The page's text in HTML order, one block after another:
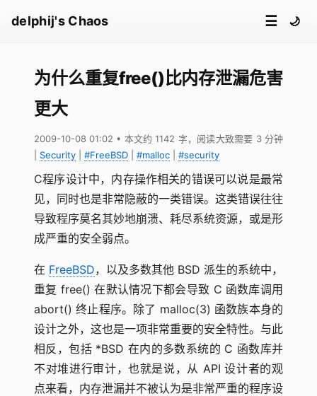
delphij's Chaos ☰ 🌙
为什么重复free()比内存泄漏危害
更大
2009-10-08 01:02 • 本文约 1142 字，阅读大致需要 3 分钟
Security #FreeBSD #malloc #security
C程序设计中，内存操作相关的错误可以说是最常
见，同时也是非常隐蔽的一类错误。这类错误往往
导致程序莫名其妙地崩溃、耗尽系统资源，或是形
成严重的安全弱点。
在 FreeBSD，以及多数其他 BSD 派生的系统中，
重复 free() 在默认情况下都会导致 C 函数库调用
abort() 终止程序。除了 malloc(3) 函数族本身的
设计之外，这也是一项非常重要的安全特性。与此
相反，包括 *BSD 在内的多数系统的 C 函数库并
不对堆进行审计，也就是说，从 API 设计者的观
点来看，内存泄漏并不被认为是非常严重的程序设